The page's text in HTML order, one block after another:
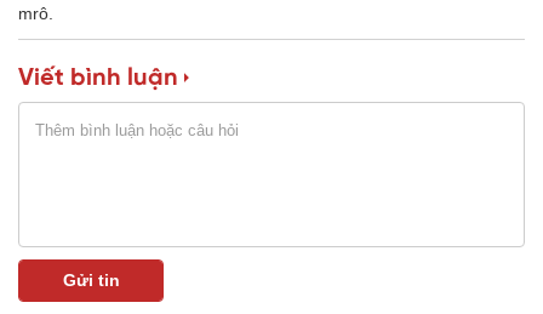
mrô.
Viết bình luận